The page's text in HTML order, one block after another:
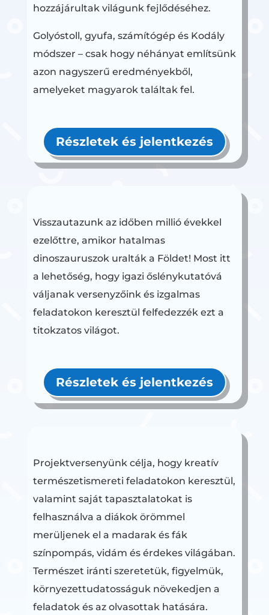
hozzájárultak világunk fejlődéséhez.
Golyóstoll, gyufa, számítógép és Kodály
módszer – csak hogy néhányat említsünk
azon nagyszerű eredményekből,
amelyeket magyarok találtak fel.
Részletek és jelentkezés
Visszautazunk az időben millió évekkel
ezelőttre, amikor hatalmas
dinoszauruszok uralták a Földet! Most itt
a lehetőség, hogy igazi őslénykutatóvá
váljanak versenyzőink és izgalmas
feladatokon keresztül felfedezzék ezt a
titokzatos világot.
Részletek és jelentkezés
Projektversenyünk célja, hogy kreatív
természetismereti feladatokon keresztül,
valamint saját tapasztalatokat is
felhasználva a diákok örömmel
merüljenek el a madarak és fák
színpompás, vidám és érdekes világában.
Természet iránti szeretetük, figyelmük,
környezettudatosságuk növekedjen a
feladatok és az olvasottak hatására.